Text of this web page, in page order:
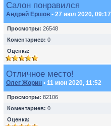
Салон понравился
Андрей Ершов • 27 июл 2020, 09:17
Просмотры: 26548
Коментариев: 0
Оценка:
Отличное место!
Олег Жорин • 11 июн 2020, 11:52
Просмотры: 82106
Коментариев: 0
Оценка: